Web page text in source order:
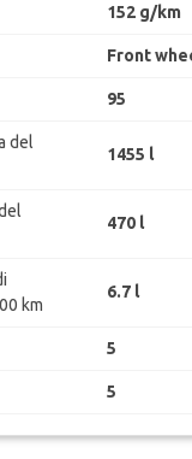
152 g/km
Front
95
del
1455 l
470 l
km
6.7 l
5
5